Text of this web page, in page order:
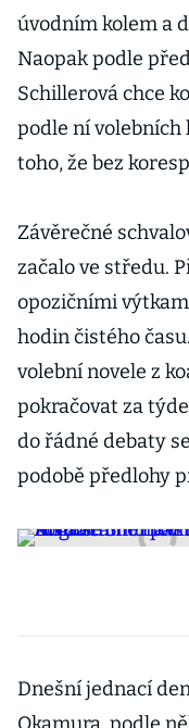
úvodním kolem a
Naopak podle
Schillerová chce
podle ní volebních
toho, že bez
Závěrečné
začalo ve středu.
opozičními
hodin čistého
volební novele z
pokračovat za
do řádné debaty
podobě předlohy
Dnešní jednací